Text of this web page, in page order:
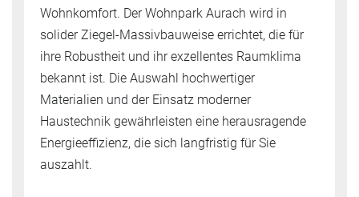
Wohnkomfort. Der Wohnpark Aurach wird in
solider Ziegel-Massivbauweise errichtet, die für
ihre Robustheit und ihr exzellentes Raumklima
bekannt ist. Die Auswahl hochwertiger
Materialien und der Einsatz moderner
Haustechnik gewährleisten eine herausragende
Energieeffizienz, die sich langfristig für Sie
auszahlt.